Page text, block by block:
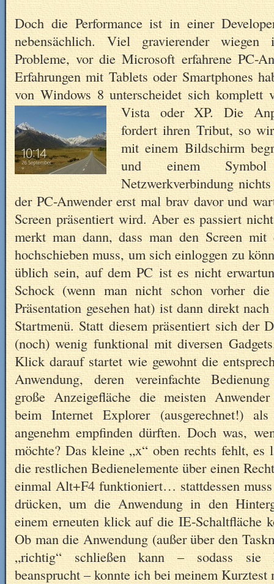
Doch die Performance ist in einer
nebensächlich. Viel gravierender
Probleme, vor die Microsoft erfahrene PC-
Erfahrungen mit Tablets oder Smartphones
von Windows 8 unterscheidet sich komplett
Vista oder XP.Die
fordert ihren Tribut, so
mit einem Bildschirm
und einem
Netzwerkverbindung
der PC-Anwender erst mal brav davor und
Screen präsentiert wird. Aber es passiert
merkt man dann, dass man den Screen mit
hochschieben muss, um sich einloggen zu
üblich sein, auf dem PC ist es nicht
Schock (wenn man nicht schon vorher
Präsentation gesehen hat) ist dann direkt
Startmenü. Statt diesem präsentiert sich der
(noch) wenig funktional mit diversen
Klick darauf startet wie gewohnt die
Anwendung, deren vereinfachte
große Anzeigefläche die meisten
beim Internet Explorer (ausgerechnet!)
angenehm empfinden dürften. Doch was,
möchte? Das kleine „x“ oben rechts fehlt,
die restlichen Bedienelemente über einen
einmal Alt+F4 funktioniert… stattdessen
drücken, um die Anwendung in den
einem erneuten klick auf die IE-Schaltfläche
Ob man die Anwendung (außer über den
„richtig“ schließen kann – sodass sie
beansprucht – konnte ich bei meinem Kurztest